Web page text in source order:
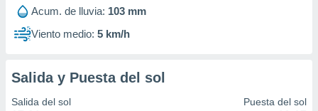
crear un
uso de
Acum. de lluvia: 103 mm
Viento medio: 5 km/h
Salida y Puesta del sol
Salida del sol Puesta del sol